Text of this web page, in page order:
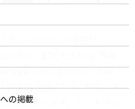
・トゥール新宿歯科』
5分、都営大江戸線｢西新
｢西新宿駅｣徒歩8分、各線
新宿駅｣徒歩13分、京王バス
地にあります。セントラル
の掲載